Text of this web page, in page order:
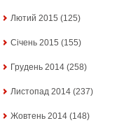
Лютий 2015 (125)
Січень 2015 (155)
Грудень 2014 (258)
Листопад 2014 (237)
Жовтень 2014 (148)